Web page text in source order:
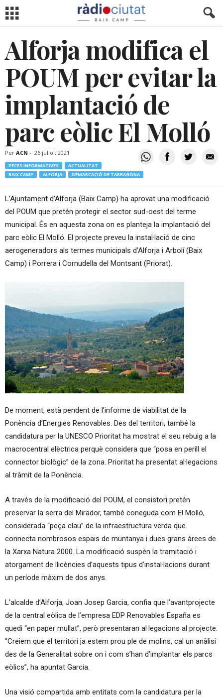
Alforja modifica el
POUM per evitar la
implantació de
parc eòlic El Molló
Per ACN - 26 juliol, 2021
PECES INFORMATIVES
ACTUALITAT
BAIX CAMP
ALFORJA DEMARCACIÓ DE TARRAGONA
L’Ajuntament d’Alforja (Baix Camp) ha aprovat una modificació
del POUM que pretén protegir el sector sud-oest del terme
municipal. És en aquesta zona on es planteja la implantació del
parc eòlic El Molló. El projecte preveu la instal·lació de cinc
aerogeneradors als termes municipals d’Alforja i Arbolí (Baix
Camp) i Porrera i Cornudella del Montsant (Priorat).
De moment, està pendent de l’informe de viabilitat de la
Ponència d’Energies Renovables. Des del territori, també la
candidatura per la UNESCO Prioritat ha mostrat el seu rebuig a la
macrocentral elèctrica perquè considera que “posa en perill el
connector biològic” de la zona. Prioritat ha presentat al·legacions
al tràmit de la Ponència.
A través de la modificació del POUM, el consistori pretén
preservar la serra del Mirador, també coneguda com El Molló,
considerada “peça clau” de la infraestructura verda que
connecta nombrosos espais de muntanya i dues grans àrees de
la Xarxa Natura 2000. La modificació suspèn la tramitació i
atorgament de llicències d’aquests tipus d’instal·lacions durant
un període màxim de dos anys.
L’alcalde d’Alforja, Joan Josep Garcia, confia que l’avantprojecte
de la central eòlica de l’empresa EDP Renovables España es
quedi “en paper mullat”, però presentaran al·legacions al projecte.
“Creiem que el territori ja estem prou ple de molins, cal un anàlisi
des de la Generalitat sobre on i com s’han d’implantar els parcs
eòlics”, ha apuntat Garcia.
Una visió compartida amb entitats com la candidatura per la